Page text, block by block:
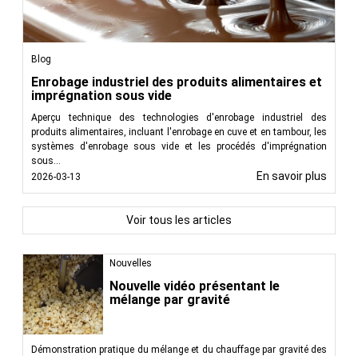
Nouvelles
Nouvelle vidéo présentant le
mélange par gravité
Démonstration pratique du mélange et du chauffage par gravité des
Blog
Enrobage industriel des produits alimentaires et
imprégnation sous vide
Aperçu technique des technologies d'enrobage industriel des
produits alimentaires, incluant l'enrobage en cuve et en tambour, les
systèmes d'enrobage sous vide et les procédés d'imprégnation
sous...
2026-03-13
En savoir plus
Voir tous les articles